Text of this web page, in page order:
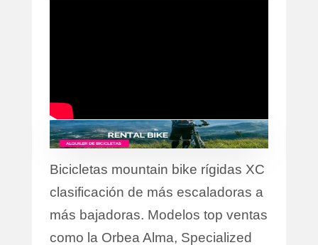
Bicicletas mountain bike rígidas XC
clasificación de más escaladoras a
más bajadoras. Modelos top ventas
como la Orbea Alma, Specialized